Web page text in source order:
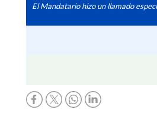
El Mandatario hizo un llamado